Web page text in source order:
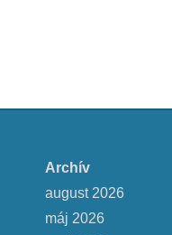
Archív
august 2026
máj 2026